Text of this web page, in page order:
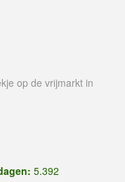
op de vrijmarkt in
5.392